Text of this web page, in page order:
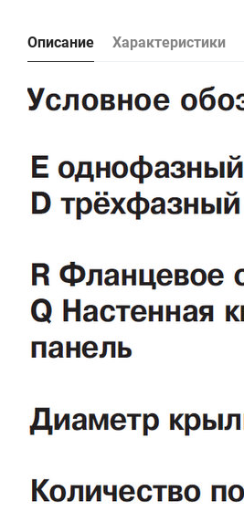
Описание Характеристики